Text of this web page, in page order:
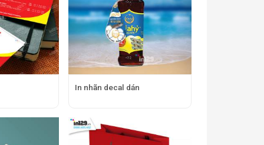
In nhãn decal dán